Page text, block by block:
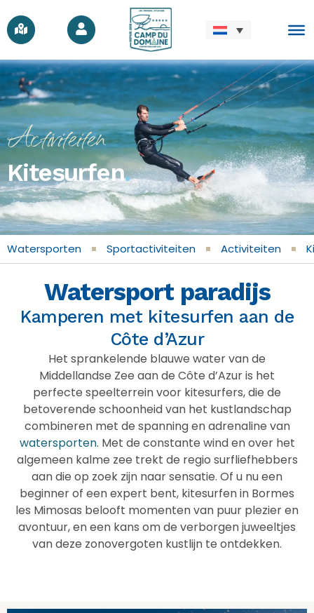
Activiteiten
Kitesurfen.
Watersporten Sportactiviteiten Activiteiten
Watersport paradijs
Kamperen met kitesurfen aan de
Côte d’Azur
Het sprankelende blauwe water van de
Middellandse Zee aan de Côte d’Azur is het
perfecte speelterrein voor kitesurfers, die de
betoverende schoonheid van het kustlandschap
combineren met de spanning en adrenaline van
watersporten. Met de constante wind en over het
algemeen kalme zee trekt de regio surfliefhebbers
aan die op zoek zijn naar sensatie. Of u nu een
beginner of een expert bent, kitesurfen in Bormes
les Mimosas belooft momenten van puur plezier en
avontuur, en een kans om de verborgen juweeltjes
van deze zonovergoten kustlijn te ontdekken.